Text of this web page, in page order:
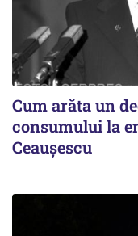
Cum arăta un
consumului la
Ceaușescu